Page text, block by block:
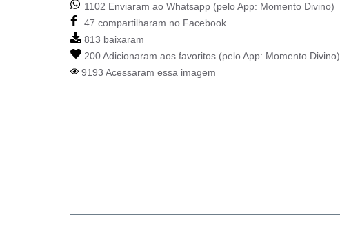
1102 Enviaram ao Whatsapp (pelo App: Momento Divino)
47 compartilharam no Facebook
813 baixaram
200 Adicionaram aos favoritos (pelo App: Momento Divino)
9193 Acessaram essa imagem